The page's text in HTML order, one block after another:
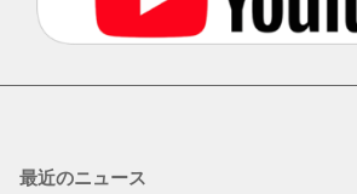
最近のニュース